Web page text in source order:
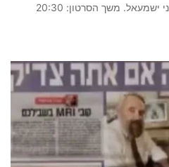
משך הסרטון: 20:30